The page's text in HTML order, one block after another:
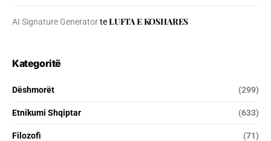
AI Signature GeneratorteLUFTA E KOSHARES
Kategoritë
Dëshmorët (299)
Etnikumi Shqiptar (633)
Filozofi (71)